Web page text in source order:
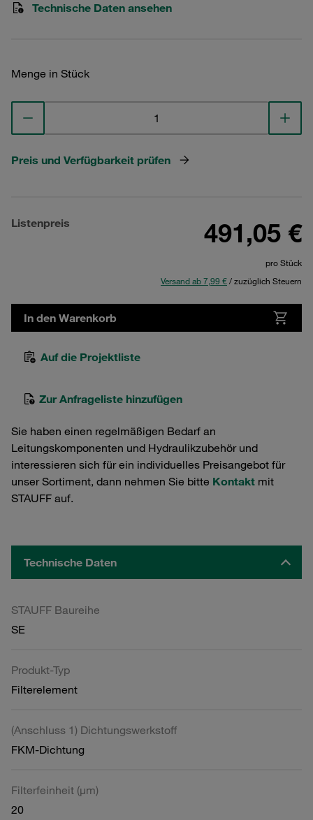
Technische Daten ansehen
Menge in Stück
Preis und Verfügbarkeit prüfen
Listenpreis 491,05 €
pro Stück
Versand ab 7,99 €/ zuzüglich Steuern
In den Warenkorb
Auf die Projektliste
Zur Anfrageliste hinzufügen
Sie haben einen regelmäßigen Bedarf an
Leitungskomponenten und Hydraulikzubehör und
interessieren sich für ein individuelles Preisangebot für
unser Sortiment, dann nehmen Sie bitte Kontakt mit
STAUFF auf.
Technische Daten
STAUFF Baureihe
SE
Produkt-Typ
Filterelement
(Anschluss 1) Dichtungswerkstoff
FKM-Dichtung
Filterfeinheit (µm)
20